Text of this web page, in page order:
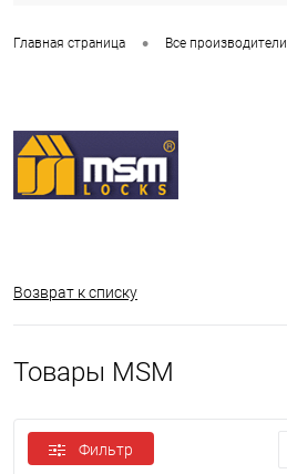
Главная страница • Все производители
Возврат к списку
Товары MSM
Фильтр